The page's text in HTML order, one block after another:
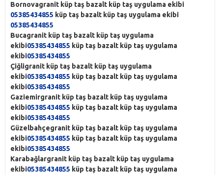
Bornovagranit küp taş bazalt küp taş uygulama ekibi
05385434855 küp taş bazalt küp taş uygulama ekibi
05385434855
Bucagranit küp taş bazalt küp taş uygulama
ekibi05385434855 küp taş bazalt küp taş uygulama
ekibi05385434855
Çiğligranit küp taş bazalt küp taş uygulama
ekibi05385434855 küp taş bazalt küp taş uygulama
ekibi05385434855
Gaziemirgranit küp taş bazalt küp taş uygulama
ekibi05385434855 küp taş bazalt küp taş uygulama
ekibi05385434855
Güzelbahçegranit küp taş bazalt küp taş uygulama
ekibi05385434855 küp taş bazalt küp taş uygulama
ekibi05385434855
Karabağlargranit küp taş bazalt küp taş uygulama
ekibi05385434855 küp taş bazalt küp taş uygulama